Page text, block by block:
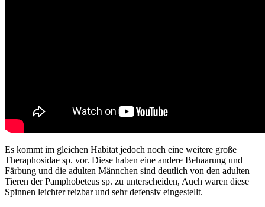
Es kommt im gleichen Habitat jedoch noch eine weitere große
Theraphosidae sp. vor. Diese haben eine andere Behaarung und
Färbung und die adulten Männchen sind deutlich von den adulten
Tieren der Pamphobeteus sp. zu unterscheiden, Auch waren diese
Spinnen leichter reizbar und sehr defensiv eingestellt.